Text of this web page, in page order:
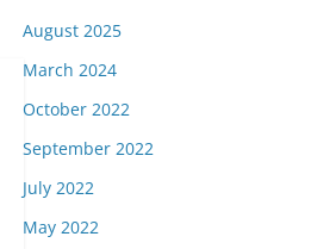
August 2025
March 2024
October 2022
September 2022
July 2022
May 2022